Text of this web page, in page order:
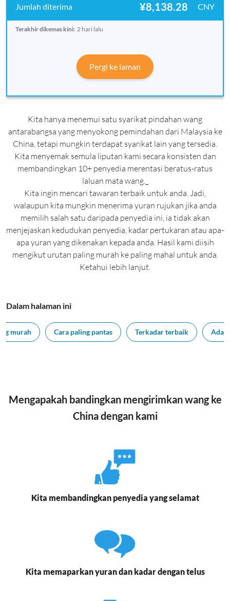
¥8,138.28 CNY
Terakhir dikemas kini: 2 hari lalu
Pergi ke laman
Kita hanya menemui satu syarikat pindahan wang
antarabangsa yang menyokong pemindahan dari Malaysia ke
China, tetapi mungkin terdapat syarikat lain yang tersedia.
Kita menyemak semula liputan kami secara konsisten dan
membandingkan 10+ penyedia merentasi beratus-ratus
laluan mata wang._
Kita ingin mencari tawaran terbaik untuk anda. Jadi,
walaupun kita mungkin menerima yuran rujukan jika anda
memilih salah satu daripada penyedia ini, ia tidak akan
menjejaskan kedudukan penyedia, kadar pertukaran atau apa-
apa yuran yang dikenakan kepada anda. Hasil kami diisih
mengikut urutan paling murah ke paling mahal untuk anda.
Ketahui lebih lanjut.
Dalam halaman ini
murah Cara paling pantas Terkadar terbaik
Mengapakah bandingkan mengirimkan wang ke
China dengan kami
Kita membandingkan penyedia yang selamat
Kita memaparkan yuran dan kadar dengan telus